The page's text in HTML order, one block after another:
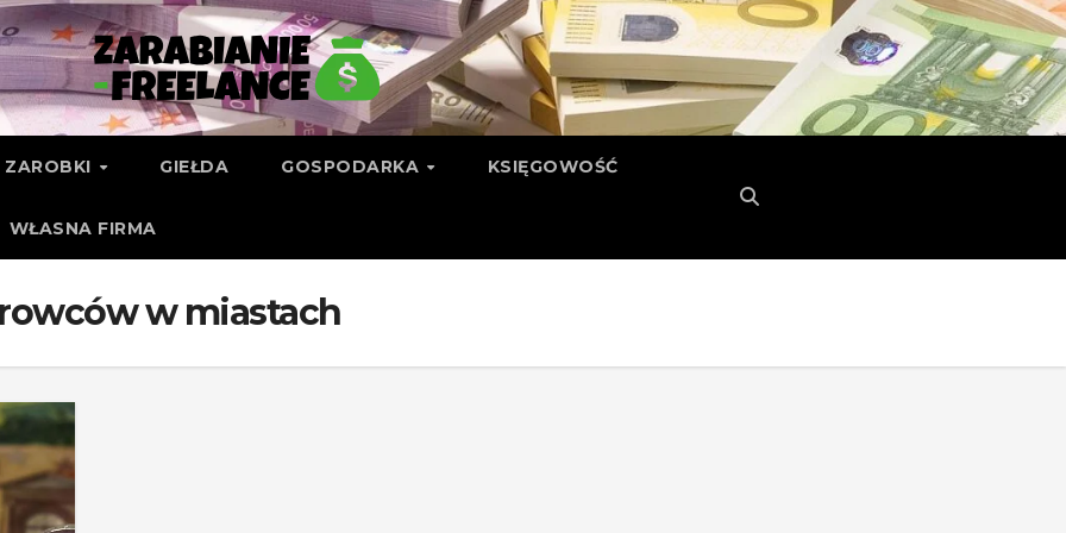
ZAROBKI GIEŁDA GOSPODARKA KSIĘGOWOŚĆ
WŁASNA FIRMA
w miastach